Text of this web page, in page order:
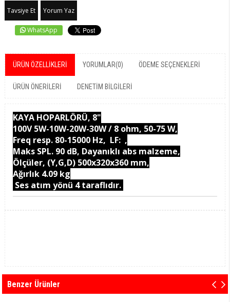
Tavsiye Et Yorum Yaz
WhatsApp
ÜRÜN ÖZELLIKLERI YORUMLAR(0) ÖDEME SEÇENEKLERI
ÜRÜN ÖNERILERI DENETIM BILGILERI
KAYA HOPARLÖRÜ, 8"
100V 5W-10W-20W-30W / 8 ohm, 50-75 W,
Freq resp. 80-15000 Hz, LF: ,
Maks SPL. 90 dB, Dayanıklı abs malzeme,
Ölçüler, (Y,G,D) 500x320x360 mm,
Ağırlık 4.09 kg
Ses atım yönü 4 taraflıdır.
Benzer Ürünler